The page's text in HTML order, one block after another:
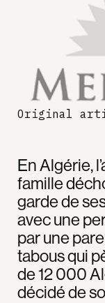
En Algérie,
famille
garde de
avec une
par une
tabous qui
de 12 000
décidé de
Original